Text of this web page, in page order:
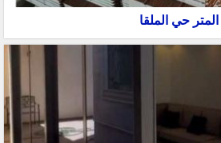
حي الملقا